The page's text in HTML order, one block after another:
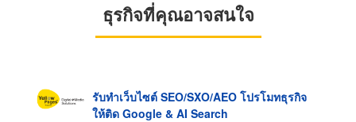
ธุรกิจที่คุณอาจสนใจ
รับทำเว็บไซต์ SEO/SXO/AEO โปรโมทธุรกิจ
ให้ติด Google & AI Search